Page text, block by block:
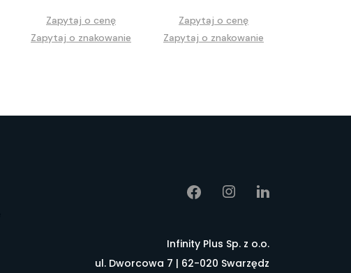
Zapytaj o cenę
Zapytaj o znakowanie
Zapytaj o cenę
Zapytaj o znakowanie
Infinity Plus Sp. z o.o.
ul. Dworcowa 7 | 62-020 Swarzędz